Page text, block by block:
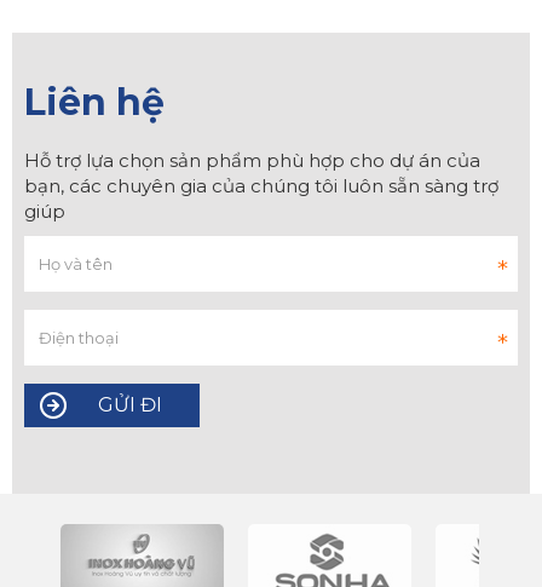
Liên hệ
Hỗ trợ lựa chọn sản phẩm phù hợp cho dự án của
bạn, các chuyên gia của chúng tôi luôn sẵn sàng trợ
giúp